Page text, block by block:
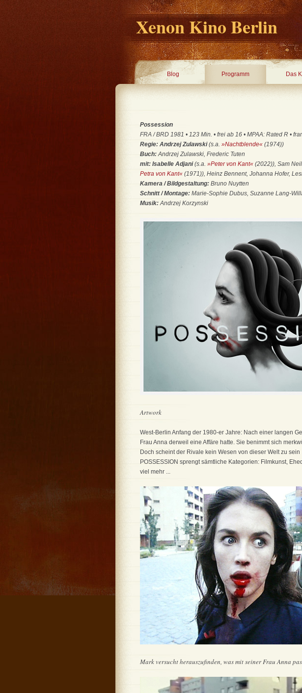
Xenon Kino Berlin
Blog Programm Das
Possession
FRA / BRD 1981 • 123 Min. • frei ab 16 • MPAA: Rated R •
Regie: Andrzej Zulawski(s.a. »Nachtblende« (1974))
Buch:Andrzej Zulawski, Frederic Tuten
mit: Isabelle Adjani(s.a. »Peter von Kant« (2022)), Sam
Petra von Kant« (1971)), Heinz Bennent, Johanna Hofer,
Kamera / Bildgestaltung: Bruno Nuytten
Schnitt / Montage: Marie-Sophie Dubus, Suzanne Lang-
Musik:Andrzej Korzynski
Artwork
West-Berlin Anfang der 1980-er Jahre: Nach einer langen
Frau Anna derweil eine Affäre hatte. Sie benimmt sich
Doch scheint der Rivale kein Wesen von dieser Welt zu
POSSESSION sprengt sämtliche Kategorien: Filmkunst,
viel mehr ...
Mark versucht herauszufinden, was mit seiner Frau Anna